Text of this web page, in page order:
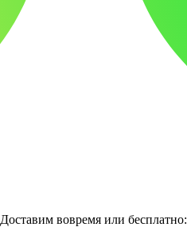
Доставим вовремя или бесплатно: